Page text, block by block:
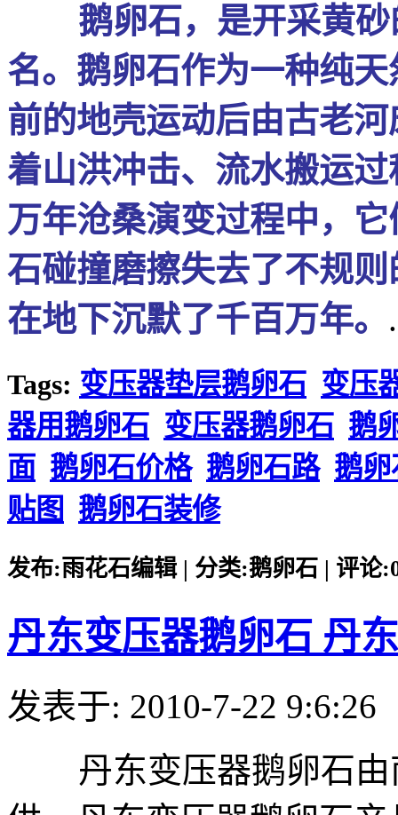
鹅卵石，是开采黄砂
名。鹅卵石作为一种纯
前的地壳运动后由古老
着山洪冲击、流水搬运
万年沧桑演变过程中，
石碰撞磨擦失去了不规
在地下沉默了千百万年。
Tags: 变压器垫层鹅卵石 变压
器用鹅卵石 变压器鹅卵石 鹅
面 鹅卵石价格 鹅卵石路 鹅
贴图 鹅卵石装修
发布:雨花石编辑 | 分类:鹅卵石 | 评论
丹东变压器鹅卵石 丹
发表于: 2010-7-22 9:6:26
丹东变压器鹅卵石由